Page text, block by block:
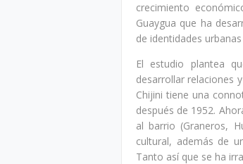
crecimiento
Guaygua que ha
de identidades
El estudio plantea
desarrollar relaciones
Chijini tiene una
después de 1952.
al barrio (Graneros,
cultural, además de
Tanto así que se ha